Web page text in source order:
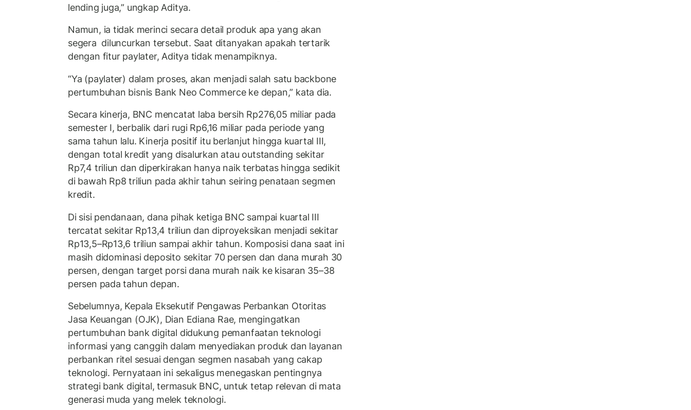
lending juga,” ungkap Aditya.
Namun, ia tidak merinci secara detail produk apa yang akan
segera diluncurkan tersebut. Saat ditanyakan apakah tertarik
dengan fitur paylater, Aditya tidak menampiknya.
“Ya (paylater) dalam proses, akan menjadi salah satu backbone
pertumbuhan bisnis Bank Neo Commerce ke depan,” kata dia.
Secara kinerja, BNC mencatat laba bersih Rp276,05 miliar pada
semester I, berbalik dari rugi Rp6,16 miliar pada periode yang
sama tahun lalu. Kinerja positif itu berlanjut hingga kuartal III,
dengan total kredit yang disalurkan atau outstanding sekitar
Rp7,4 triliun dan diperkirakan hanya naik terbatas hingga sedikit
di bawah Rp8 triliun pada akhir tahun seiring penataan segmen
kredit.
Di sisi pendanaan, dana pihak ketiga BNC sampai kuartal III
tercatat sekitar Rp13,4 triliun dan diproyeksikan menjadi sekitar
Rp13,5–Rp13,6 triliun sampai akhir tahun. Komposisi dana saat ini
masih didominasi deposito sekitar 70 persen dan dana murah 30
persen, dengan target porsi dana murah naik ke kisaran 35–38
persen pada tahun depan.
Sebelumnya, Kepala Eksekutif Pengawas Perbankan Otoritas
Jasa Keuangan (OJK), Dian Ediana Rae, mengingatkan
pertumbuhan bank digital didukung pemanfaatan teknologi
informasi yang canggih dalam menyediakan produk dan layanan
perbankan ritel sesuai dengan segmen nasabah yang cakap
teknologi. Pernyataan ini sekaligus menegaskan pentingnya
strategi bank digital, termasuk BNC, untuk tetap relevan di mata
generasi muda yang melek teknologi.